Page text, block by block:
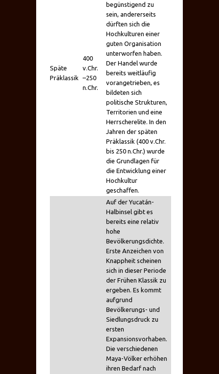
Späte
Präklassik
400
v.Chr.
–250
n.Chr.
begünstigend zu
sein, andererseits
dürften sich die
Hochkulturen einer
guten Organisation
unterworfen haben.
Der Handel wurde
bereits weitläufig
vorangetrieben, es
bildeten sich
politische Strukturen,
Territorien und eine
Herrscherelite. In den
Jahren der späten
Präklassik (400 v.Chr.
bis 250 n.Chr.) wurde
die Grundlagen für
die Entwicklung einer
Hochkultur
geschaffen.
Auf der Yucatán-
Halbinsel gibt es
bereits eine relativ
hohe
Bevölkerungsdichte.
Erste Anzeichen von
Knappheit scheinen
sich in dieser Periode
der Frühen Klassik zu
ergeben. Es kommt
aufgrund
Bevölkerungs- und
Siedlungsdruck zu
ersten
Expansionsvorhaben.
Die verschiedenen
Maya-Völker erhöhen
ihren Bedarf nach